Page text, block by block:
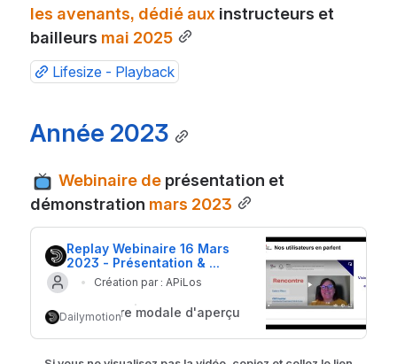
les avenants, dédié aux instructeurs et
bailleurs mai 2025
Lifesize - Playback
Année 2023
Webinaire de présentation et
démonstration mars 2023
Replay Webinaire 16 Mars
2023 - Présentation &
Démonstration d'APiLos
Création par : APiLos
Dailymotion
Ouvrir la fenêtre modale d'aperçu